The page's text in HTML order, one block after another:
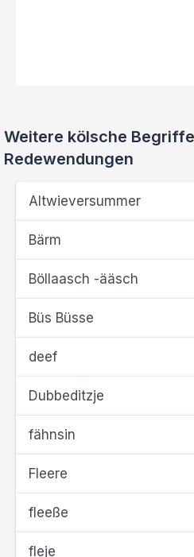
Weitere kölsche
Redewendungen
Altwieversummer
Bärm
Böllaasch -ääsch
Büs Büsse
deef
Dubbeditzje
fähnsin
Fleere
fleeße
fleje